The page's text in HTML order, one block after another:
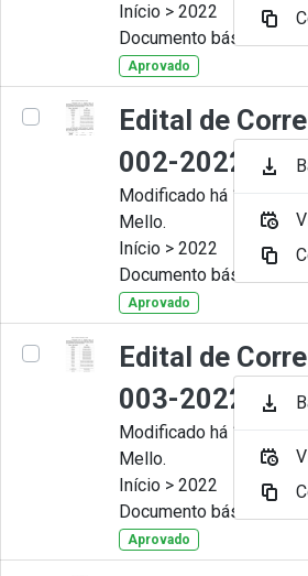
Início > 2022
Documento básico
Aprovado
Edital de
002-2022
Modificado há 11 Meses
Mello.
Início > 2022
Documento básico
Aprovado
Edital de
003-2022
Modificado há 11 Meses
Mello.
Início > 2022
Documento básico
Aprovado